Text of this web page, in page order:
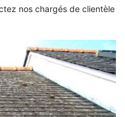
nos chargés de clientèle